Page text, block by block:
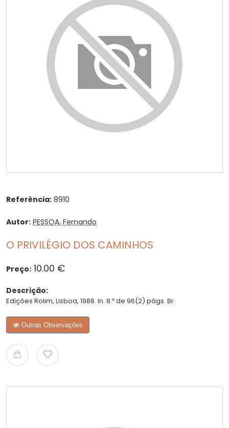
Referência: 8910
Autor: PESSOA, Fernando
O PRIVILÉGIO DOS CAMINHOS
Preço: 10.00 €
Descrição:
Edições Rolim, Lisboa, 1988. In. 8.º de 96(2) págs. Br.
Outras Observações